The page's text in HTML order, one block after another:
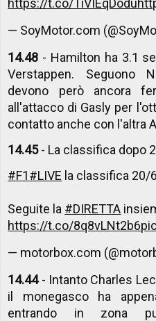
— SoyMotor.com
14.48 - Hamilton ha 3.1
Verstappen. Seguono
devono però ancora
all'attacco di Gasly per
contatto anche con l'altra
14.45- La classifica dopo
#F1#LIVE la classifica 20/
Seguite la #DIRETTA
https://t.co/8q8vLNt2b6
— motorbox.com
14.44- Intanto Charles
il monegasco ha
entrando in zona